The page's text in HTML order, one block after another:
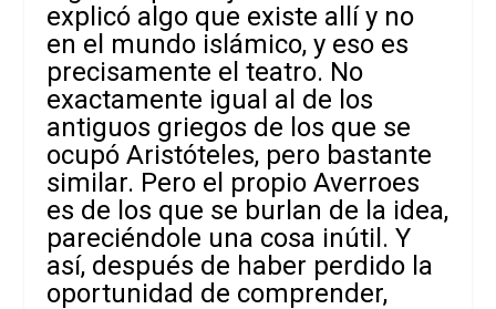
explicó algo que existe allí y no
en el mundo islámico, y eso es
precisamente el teatro. No
exactamente igual al de los
antiguos griegos de los que se
ocupó Aristóteles, pero bastante
similar. Pero el propio Averroes
es de los que se burlan de la idea,
pareciéndole una cosa inútil. Y
así, después de haber perdido la
oportunidad de comprender,